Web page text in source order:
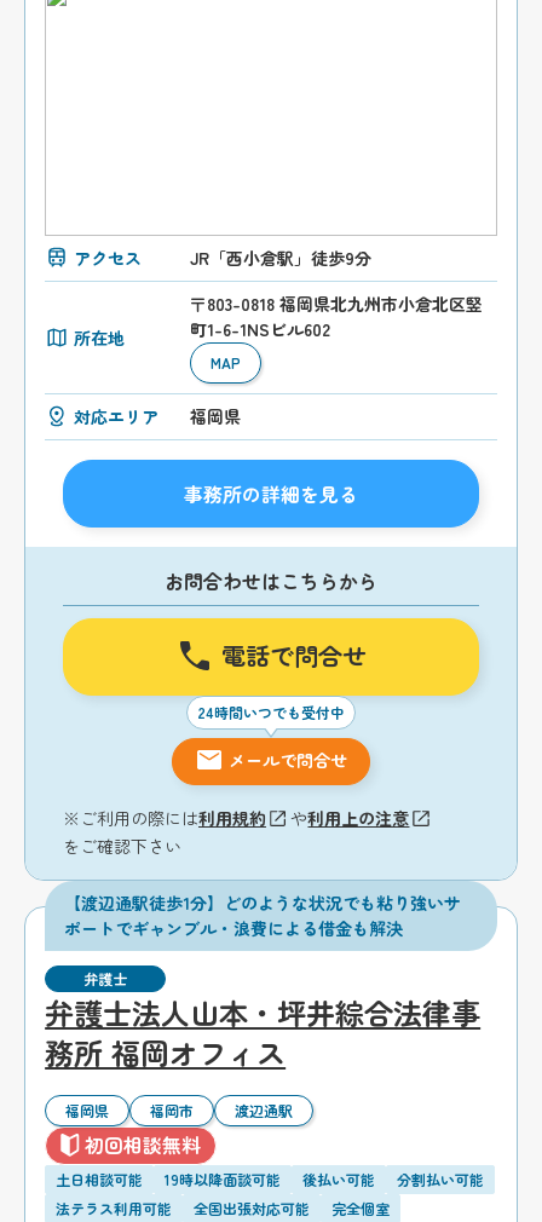
アクセス JR「西小倉駅」徒歩9分
所在地
〒803-0818 福岡県北九州市小倉北区竪
町1-6-1NSビル602
MAP
対応エリア 福岡県
事務所の詳細を見る
お問合わせはこちらから
電話で問合せ
24時間いつでも受付中
メールで問合せ
※ご利用の際には利用規約 や利用上の注意
をご確認下さい
【渡辺通駅徒歩1分】どのような状況でも粘り強いサ
ポートでギャンブル・浪費による借金も解決
弁護士
弁護士法人山本・坪井綜合法律事
務所 福岡オフィス
福岡県 福岡市 渡辺通駅
初回相談無料
土日相談可能 19時以降面談可能 後払い可能
分割払い可能
法テラス利用可能
全国出張対応可能 完全個室